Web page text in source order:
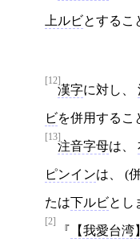
上ルビとするこ
[12]
漢字に対し、
ビを併用するこ
[13]
注音字母は、
ピンインは、 (
たは下ルビとし
[2]
【我愛台